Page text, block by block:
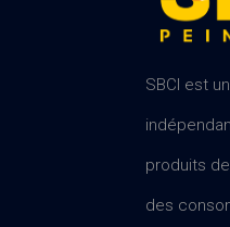
SBCI est
produits
des